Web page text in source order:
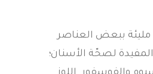
ببعض العناصر
المفيدة لصحّة الأسنان؛